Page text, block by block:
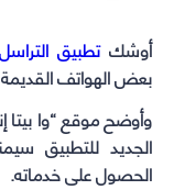
أوشكتطبيق
بعض الهواتف
وأوضح موقع “وا بيتا
الجديد للتطبيق
الحصول على خدماته.